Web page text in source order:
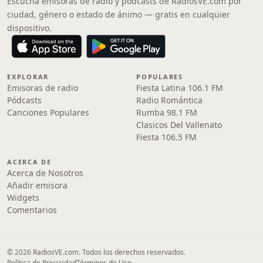
ciudad, género o estado de ánimo — gratis en cualquier
dispositivo.
EXPLORAR
Emisoras de radio
Pódcasts
Canciones Populares
POPULARES
Fiesta Latina 106.1 FM
Radio Romántica
Rumba 98.1 FM
Clasicos Del Vallenato
Fiesta 106.5 FM
ACERCA DE
Acerca de Nosotros
Añadir emisora
Widgets
Comentarios
© 2026 RadiosVE.com. Todos los derechos reservados.